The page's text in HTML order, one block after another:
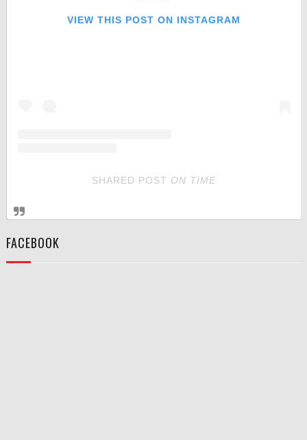
VIEW THIS POST ON INSTAGRAM
SHARED POST ON TIME
FACEBOOK